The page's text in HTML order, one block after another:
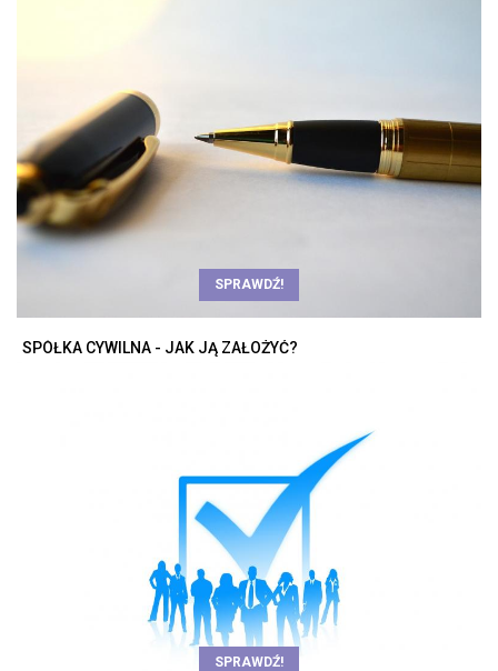
SPRAWDŹ!
SPÓŁKA CYWILNA - JAK JĄ ZAŁOŻYĆ?
SPRAWDŹ!